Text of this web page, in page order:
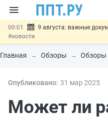
00:01
9 августа: важные
#новости
07.08 Подписан закон о
«Честный знак»#новости
07.08 Госпошлину за устранение
07.08
Разработают
отношений #новости
Главная Обзоры Обзоры
Опубликовано: 31 мар 2025
Может ли